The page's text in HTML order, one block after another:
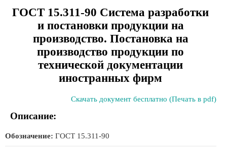
ГОСТ 15.311-90 Система разработки
и постановки продукции на
производство. Постановка на
производство продукции по
технической документации
иностранных фирм
Скачать документ бесплатно (Печать в pdf)
Описание:
Обозначение: ГОСТ 15.311-90